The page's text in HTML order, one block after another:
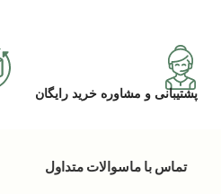
پشتیبانی و مشاوره خرید رایگان
تماس با ماسوالات متداول